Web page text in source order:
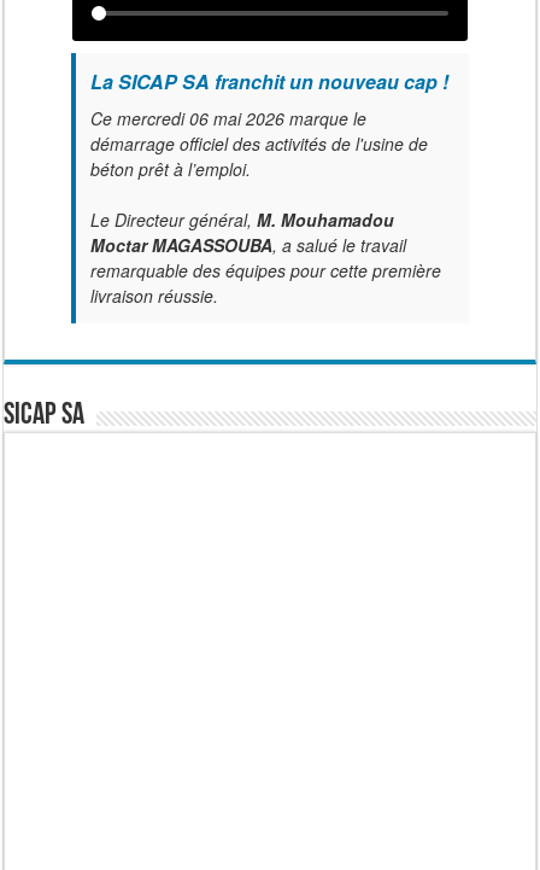
La SICAP SA franchit un nouveau cap !
Ce mercredi 06 mai 2026 marque le
démarrage officiel des activités de l'usine de
béton prêt à l’emploi.
Le Directeur général, M. Mouhamadou
Moctar MAGASSOUBA, a salué le travail
remarquable des équipes pour cette première
livraison réussie.
SICAP SA